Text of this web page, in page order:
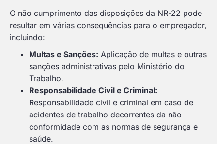
O não cumprimento das disposições da NR-22 pode
resultar em várias consequências para o empregador,
incluindo:
Multas e Sanções: Aplicação de multas e outras
sanções administrativas pelo Ministério do
Trabalho.
Responsabilidade Civil e Criminal:
Responsabilidade civil e criminal em caso de
acidentes de trabalho decorrentes da não
conformidade com as normas de segurança e
saúde.